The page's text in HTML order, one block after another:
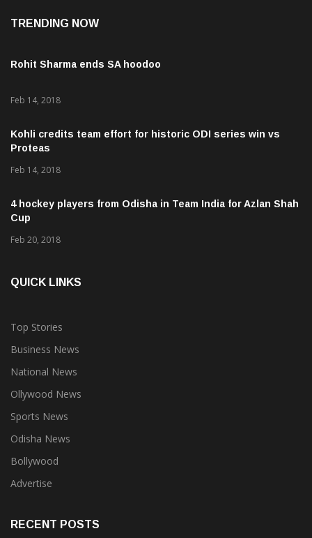
TRENDING NOW
Rohit Sharma ends SA hoodoo
Feb 14, 2018
Kohli credits team effort for historic ODI series win vs
Proteas
Feb 14, 2018
4 hockey players from Odisha in Team India for Azlan Shah
Cup
Feb 20, 2018
QUICK LINKS
Top Stories
Business News
National News
Ollywood News
Sports News
Odisha News
Bollywood
Advertise
RECENT POSTS